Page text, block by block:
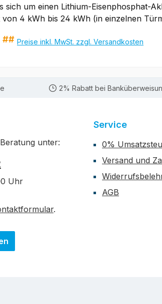
sich um einen Lithium-Eisenphosphat-
von 4 kWh bis 24 kWh (in einzelnen
bis zu 64 parallel geschalteten
## Preise inkl. MwSt. zzgl. Versandkosten
2% Rabatt bei
unter:
Uhr
.
Service
0%
Versand und
AGB